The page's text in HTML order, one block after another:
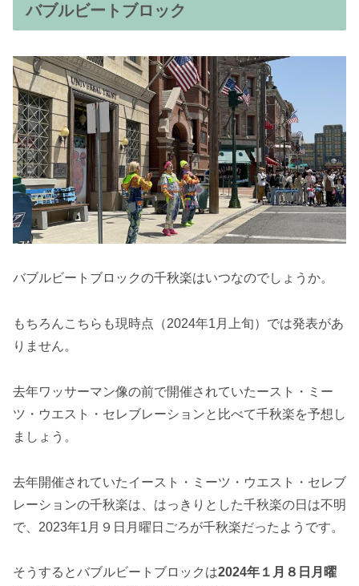
バブルビートブロック
バブルビートブロックの千秋楽はいつなのでしょうか。
もちろんこちらも現時点（2024年1月上旬）では発表があ
りません。
去年ワッサーマン像の前で開催されていたースト・ミー
ツ・ウエスト・セレブレーションと比べて千秋楽を予想し
ましょう。
去年開催されていたイースト・ミーツ・ウエスト・セレブ
レーションの千秋楽は、はっきりとした千秋楽の日は不明
で、2023年1月９日月曜日ごろが千秋楽だったようです。
そうするとバブルビートブロックは2024年１月８日月曜